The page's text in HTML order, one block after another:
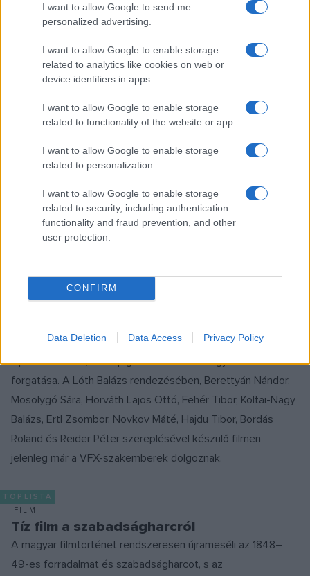
I want to allow Google to send me
personalized advertising.
I want to allow Google to enable storage
related to analytics like cookies on web or
device identifiers in apps.
I want to allow Google to enable storage
related to functionality of the website or app.
I want to allow Google to enable storage
related to personalization.
I want to allow Google to enable storage
related to security, including authentication
functionality and fraud prevention, and other
user protection.
CONFIRM
Data Deletion Data Access Privacy Policy
PÁL ANDRÁS
MEGOSZTÁS
EZ IS ÉRDEKELHETI
Mozgó emlékművek – Petőfi a magyar
filmben
A film mindig is szerette Petőfit, mert a mozi mindig is
övezett alakjához gyakran fordultak a rendezők.
Így forgott a Most vagy soha! – képekkel
Áprilisban indult, 80 napig tartott a Most vagy soha!
forgatása. A Lóth Balázs rendezésében, Berettyán Nándor,
Mosolygó Sára, Horváth Lajos Ottó, Fehér Tibor, Koltai-Nagy
Balázs, Ertl Zsombor, Novkov Máté, Hajdu Tibor, Bordás
Roland és Reider Péter szereplésével készülő filmen
jelenleg már a VFX-szakemberek dolgoznak.
TOPLISTA
FILM
Tíz film a szabadságharcról
A magyar filmtörténet rendszeresen újrameséli az 1848–
49-es forradalmat és szabadságharcot, s az